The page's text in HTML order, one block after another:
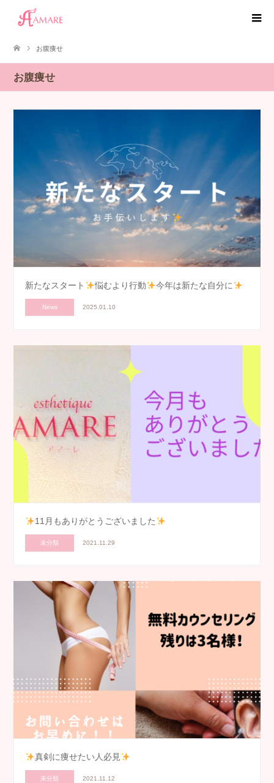
お腹痩せ
お腹痩せ
新たなスタート 悩むより行動 今年は新たな自分に
News 2025.01.10
11月もありがとうございました
未分類 2021.11.29
真剣に痩せたい人必見
未分類 2021.11.12